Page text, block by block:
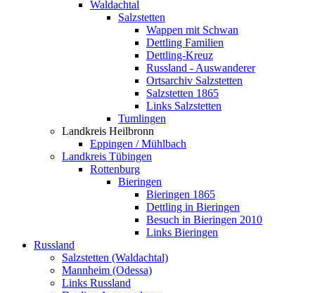
Waldachtal
Salzstetten
Wappen mit Schwan
Dettling Familien
Dettling-Kreuz
Russland - Auswanderer
Ortsarchiv Salzstetten
Salzstetten 1865
Links Salzstetten
Tumlingen
Landkreis Heilbronn
Eppingen / Mühlbach
Landkreis Tübingen
Rottenburg
Bieringen
Bieringen 1865
Dettling in Bieringen
Besuch in Bieringen 2010
Links Bieringen
Russland
Salzstetten (Waldachtal)
Mannheim (Odessa)
Links Russland